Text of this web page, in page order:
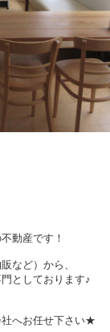
動産です！
など）から、
としております♪
社へお任せ下さい★